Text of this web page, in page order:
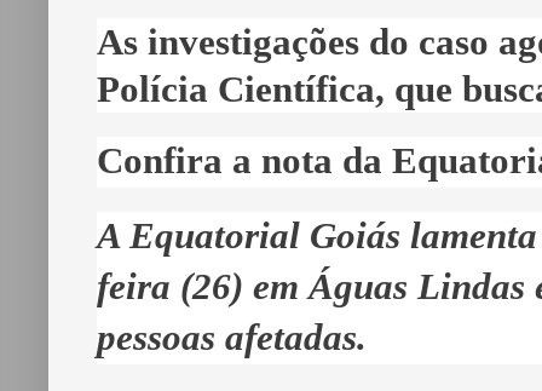
As investigações do caso
Polícia Científica, que
Confira a nota da
A Equatorial Goiás
feira (26) em Águas Lindas
pessoas afetadas.